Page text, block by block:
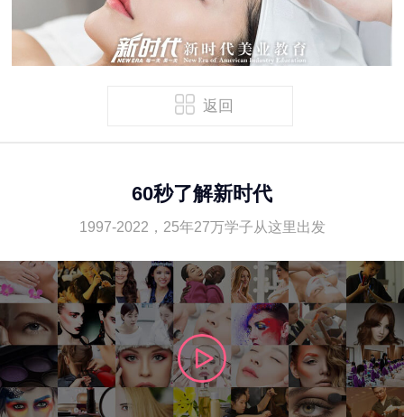
返回
60秒了解新时代
1997-2022，25年27万学子从这里出发